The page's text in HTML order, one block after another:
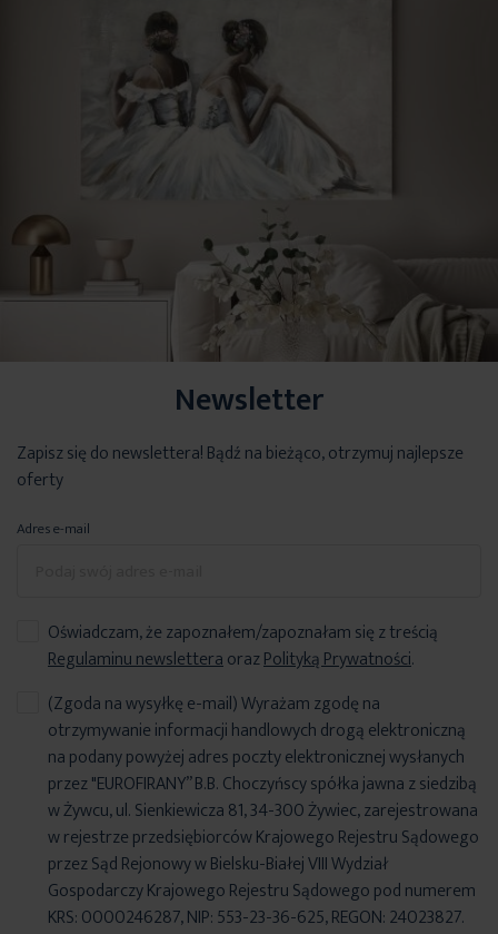
Newsletter
Zapisz się do newslettera! Bądź na bieżąco, otrzymuj najlepsze
oferty
Adres e-mail
Oświadczam, że zapoznałem/zapoznałam się z treścią
Regulaminu newsletteraorazPolityką Prywatności.
(Zgoda na wysyłkę e-mail) Wyrażam zgodę na
otrzymywanie informacji handlowych drogą elektroniczną
na podany powyżej adres poczty elektronicznej wysłanych
przez "EUROFIRANY” B.B. Choczyńscy spółka jawna z siedzibą
w Żywcu, ul. Sienkiewicza 81, 34-300 Żywiec, zarejestrowana
w rejestrze przedsiębiorców Krajowego Rejestru Sądowego
przez Sąd Rejonowy w Bielsku-Białej VIII Wydział
Gospodarczy Krajowego Rejestru Sądowego pod numerem
KRS: 0000246287, NIP: 553-23-36-625, REGON: 24023827.